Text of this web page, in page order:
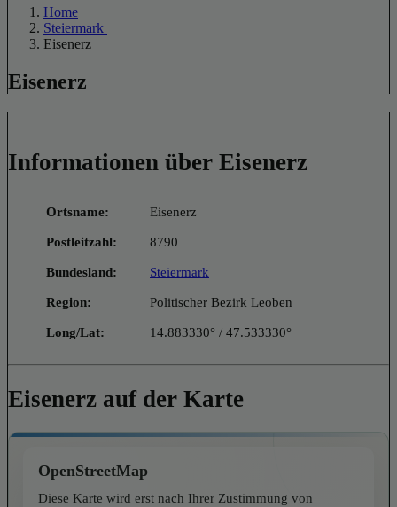
Home
Steiermark
Eisenerz
Eisenerz
Informationen über Eisenerz
Ortsname: Eisenerz
Postleitzahl: 8790
Bundesland: Steiermark
Region: Politischer Bezirk Leoben
Long/Lat: 14.883330° / 47.533330°
Eisenerz auf der Karte
OpenStreetMap
Diese Karte wird erst nach Ihrer Zustimmung von